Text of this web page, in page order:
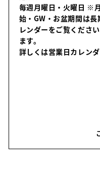
毎週月曜日・火曜日 ※
始・GW・お盆期間は
レンダーをご覧ください
ます。
詳しくは営業日カレン